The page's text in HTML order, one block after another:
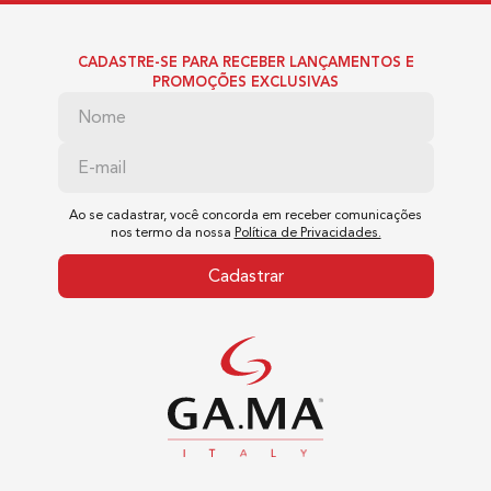
Tipos de Lâmina
Lâmina G-Blade: Corte preciso e duradouro
CADASTRE-SE PARA RECEBER LANÇAMENTOS E
PROMOÇÕES EXCLUSIVAS
Ao se cadastrar, você concorda em receber comunicações
nos termo da nossa Política de Privacidades.
Cadastrar